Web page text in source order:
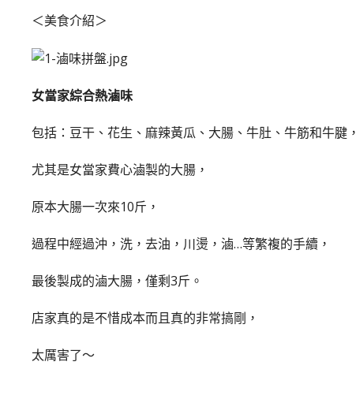
＜美食介紹＞
女當家綜合熱滷味
包括：豆干、花生、麻辣黃瓜、大腸、牛肚、牛筋和牛腱，
尤其是女當家費心滷製的大腸，
原本大腸一次來10斤，
過程中經過沖，洗，去油，川燙，滷…等繁複的手續，
最後製成的滷大腸，僅剩3斤。
店家真的是不惜成本而且真的非常搞剛，
太厲害了～